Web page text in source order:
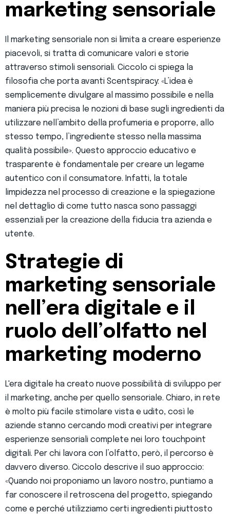
marketing sensoriale
Il marketing sensoriale non si limita a creare esperienze
piacevoli, si tratta di comunicare valori e storie
attraverso stimoli sensoriali. Ciccolo ci spiega la
filosofia che porta avanti Scentspiracy: «L’idea è
semplicemente divulgare al massimo possibile e nella
maniera più precisa le nozioni di base sugli ingredienti da
utilizzare nell’ambito della profumeria e proporre, allo
stesso tempo, l’ingrediente stesso nella massima
qualità possibile». Questo approccio educativo e
trasparente è fondamentale per creare un legame
autentico con il consumatore. Infatti, la totale
limpidezza nel processo di creazione e la spiegazione
nel dettaglio di come tutto nasca sono passaggi
essenziali per la creazione della fiducia tra azienda e
utente.
Strategie di
marketing sensoriale
nell ’era digitale e il
ruolo dell ’olfatto nel
marketing moderno
L'era digitale ha creato nuove possibilità di sviluppo per
il marketing, anche per quello sensoriale. Chiaro, in rete
è molto più facile stimolare vista e udito, così le
aziende stanno cercando modi creativi per integrare
esperienze sensoriali complete nei loro touchpoint
digitali. Per chi lavora con l’olfatto, però, il percorso è
davvero diverso. Ciccolo descrive il suo approccio:
«Quando noi proponiamo un lavoro nostro, puntiamo a
far conoscere il retroscena del progetto, spiegando
come e perché utilizziamo certi ingredienti piuttosto